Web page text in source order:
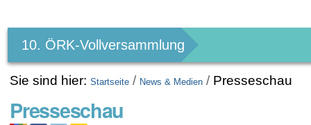
Werkzeuge
10. ÖRK-Vollversammlung
Sie sind hier: Startseite / News & Medien / Presseschau
Presseschau